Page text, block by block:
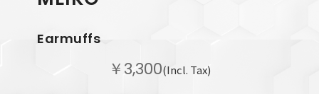
Earmuffs
￥3,300(Incl. Tax)